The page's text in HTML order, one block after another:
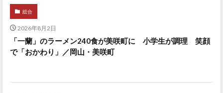
総合
2026年8月2日
「一蘭」のラーメン240食が美咲町に 小学生が調理 笑顔
で「おかわり」／岡山・美咲町